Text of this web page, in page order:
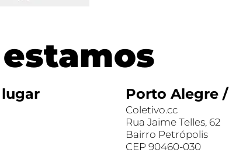
Porto Alegre /
Coletivo.cc
Rua Jaime Telles, 62
Bairro Petrópolis
CEP 90460-030